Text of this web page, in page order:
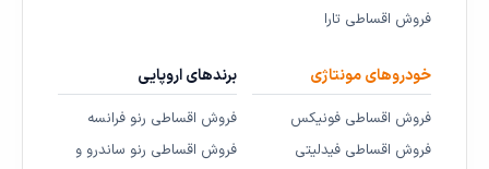
فروش اقساطی تارا
خودروهای مونتاژی
فروش اقساطی فونیکس
فروش اقساطی فیدلیتی
برندهای اروپایی
فروش اقساطی رنو فرانسه
فروش اقساطی رنو ساندرو و